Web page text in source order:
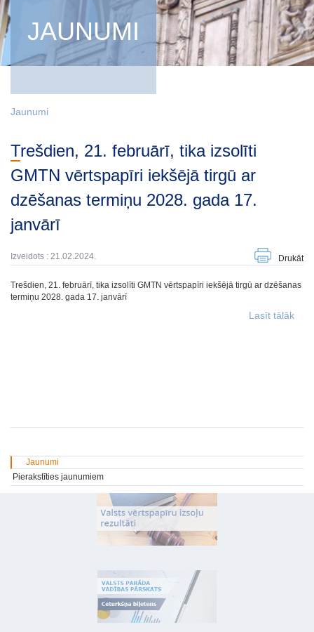
JAUNUMI
Jaunumi
Trešdien, 21. februārī, tika izsolīti
GMTN vērtspapīri iekšējā tirgū ar
dzēšanas termiņu 2028. gada 17.
janvārī
Izveidots : 21.02.2024. Drukāt
Trešdien, 21. februārī, tika izsolīti GMTN vērtspapīri iekšējā tirgū ar dzēšanas
termiņu 2028. gada 17. janvārī
Lasīt tālāk
Jaunumi
Pierakstīties jaunumiem